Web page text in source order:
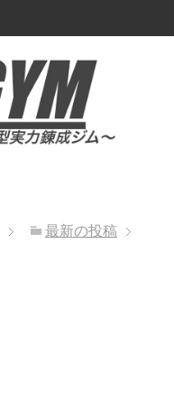
最新の投稿